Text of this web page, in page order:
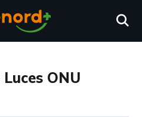
Luces ONU